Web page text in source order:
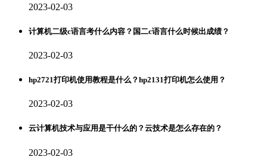
2023-02-03
计算机二级c语言考什么内容？国二c语言什么时候出成绩？
2023-02-03
hp2721打印机使用教程是什么？hp2131打印机怎么使用？
2023-02-03
云计算机技术与应用是干什么的？云技术是怎么存在的？
2023-02-03